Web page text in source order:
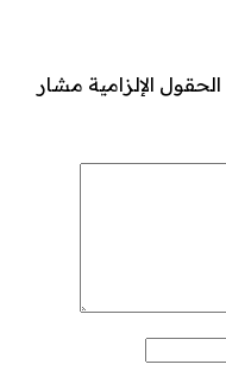
الحقول الإلزامية مشار